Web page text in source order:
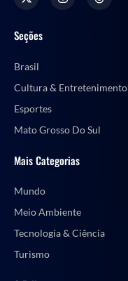
Seções
Brasil
Cultura & Entretenimento
Esportes
Mato Grosso Do Sul
Mais Categorias
Mundo
Meio Ambiente
Tecnologia & Ciência
Turismo